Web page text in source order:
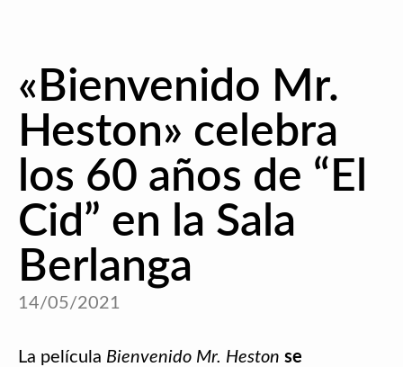
«Bienvenido Mr.
Heston» celebra
los 60 años de “El
Cid” en la Sala
Berlanga
14/05/2021
La película Bienvenido Mr. Heston se